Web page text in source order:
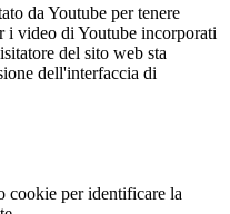
da Youtube per tenere
i video di Youtube incorporati
del sito web sta
dell'interfaccia di
cookie per identificare la